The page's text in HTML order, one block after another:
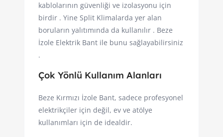
kablolarının güvenliği ve izolasyonu için
birdir . Yine Split Klimalarda yer alan
boruların yalıtımında da kullanılır . Beze
İzole Elektrik Bant ile bunu sağlayabilirsiniz
.
Çok Yönlü Kullanım Alanları
Beze Kırmızı İzole Bant, sadece profesyonel
elektrikçiler için değil, ev ve atölye
kullanımları için de idealdir.